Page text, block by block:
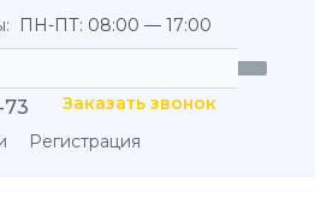
ПН-ПТ: 08:00 — 17:00
73
Заказать звонок
Регистрация